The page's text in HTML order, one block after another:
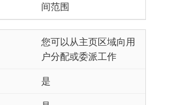
间范围
您可以从主页区域向用
户分配或委派工作
是